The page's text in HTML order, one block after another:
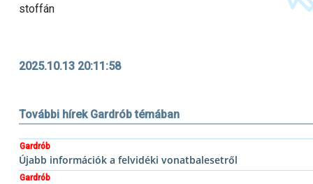
stoffán
2025.10.13 20:11:58
További hírek Gardrób témában
Gardrób
Újabb információk a felvidéki vonatbalesetről
Gardrób